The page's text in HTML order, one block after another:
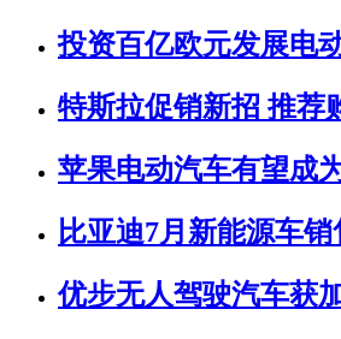
投资百亿欧元发展电
特斯拉促销新招 推荐
苹果电动汽车有望成
比亚迪7月新能源车销
优步无人驾驶汽车获